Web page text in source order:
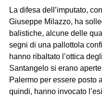
La difesa dell’imputato,
Giuseppe Milazzo, ha
balistiche, alcune delle
segni di una pallottola
hanno ribaltato l’ottica
Santangelo si erano
Palermo per essere posto
quindi, hanno invocato